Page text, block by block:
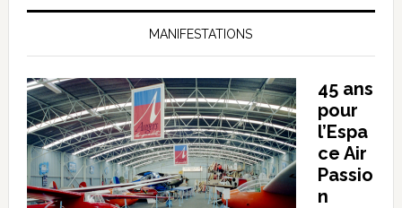
MANIFESTATIONS
45 ans
pour
l’Espa
ce Air
Passio
n